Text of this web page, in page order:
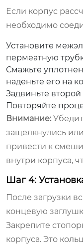
Если корпус
необходимо
Установите
пермеатную
Смажьте
наденьте его на
Задвиньте
Повторяйте
Внимание:
защелкнулись
привести к
внутри корпуса,
Шаг 4:
После загрузки
концевую
Закрепите
корпуса. Это